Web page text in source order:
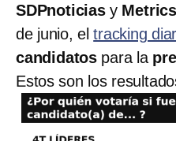
SDPnoticiasy
de junio, eltracking
candidatos para la
Estos son los